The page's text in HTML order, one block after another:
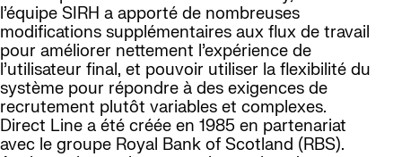
l’équipe SIRH a apporté de nombreuses
modifications supplémentaires aux flux de travail
pour améliorer nettement l’expérience de
l’utilisateur final, et pouvoir utiliser la flexibilité du
système pour répondre à des exigences de
recrutement plutôt variables et complexes.
Direct Line a été créée en 1985 en partenariat
avec le groupe Royal Bank of Scotland (RBS).